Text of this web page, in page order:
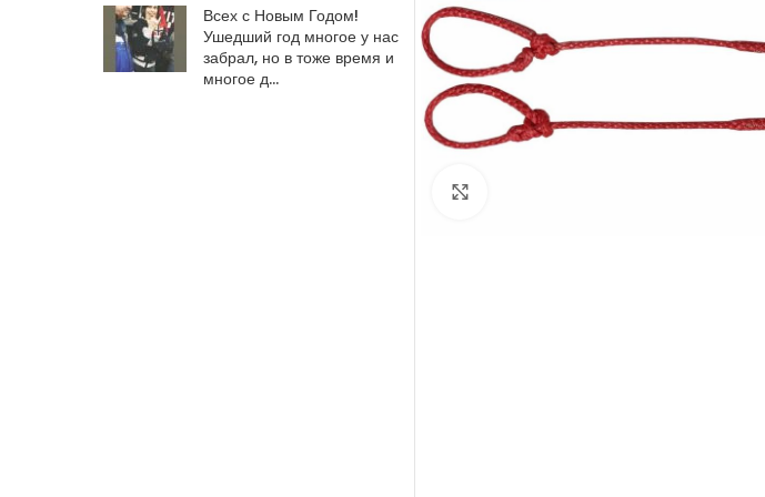
Всех с Новым Годом!
Ушедший год многое у нас
забрал, но в тоже время и
многое д…